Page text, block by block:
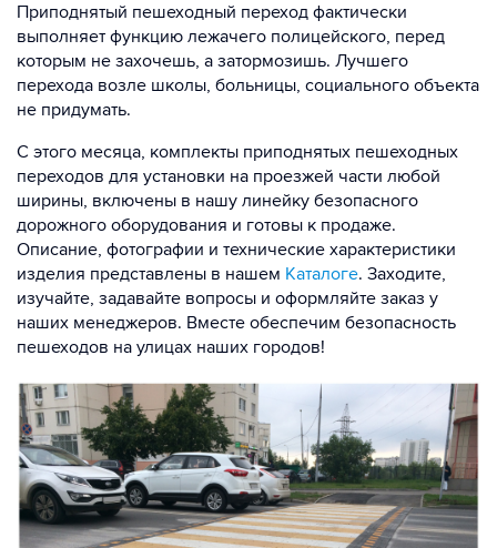
Приподнятый пешеходный переход фактически
выполняет функцию лежачего полицейского, перед
которым не захочешь, а затормозишь. Лучшего
перехода возле школы, больницы, социального объекта
не придумать.
С этого месяца, комплекты приподнятых пешеходных
переходов для установки на проезжей части любой
ширины, включены в нашу линейку безопасного
дорожного оборудования и готовы к продаже.
Описание, фотографии и технические характеристики
изделия представлены в нашем Каталоге. Заходите,
изучайте, задавайте вопросы и оформляйте заказ у
наших менеджеров. Вместе обеспечим безопасность
пешеходов на улицах наших городов!